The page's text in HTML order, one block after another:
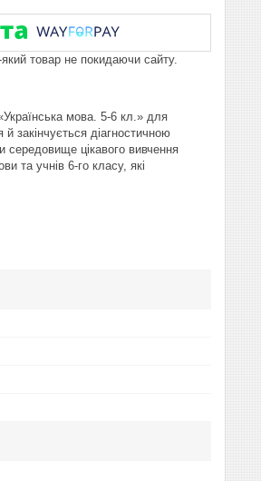
товар не покидаючи сайту.
мова. 5-6 кл.» для
закінчується діагностичною
середовище цікавого вивчення
та учнів 6-го класу, які